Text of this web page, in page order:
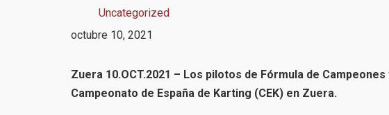
Uncategorized
octubre 10, 2021
Zuera 10.OCT.2021 – Los pilotos de Fórmula de
Campeonato de España de Karting (CEK) en Zuera.